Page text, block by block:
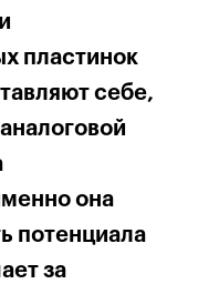
пластинок
себе,
она
потенциала
за